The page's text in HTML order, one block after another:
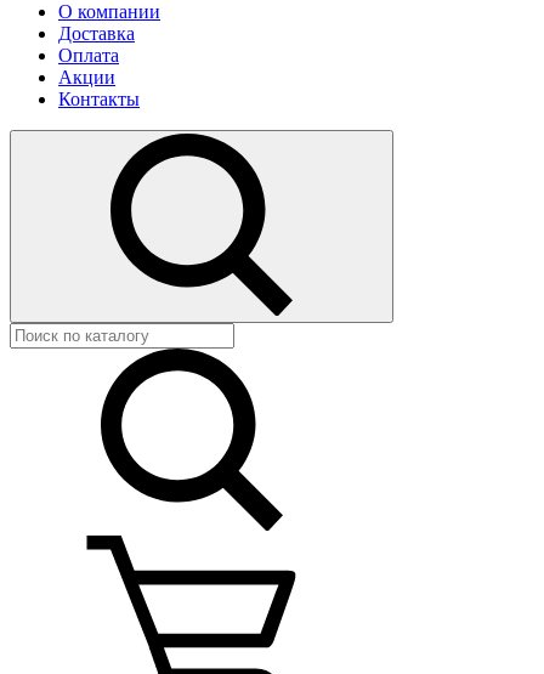
О компании
Доставка
Оплата
Акции
Контакты